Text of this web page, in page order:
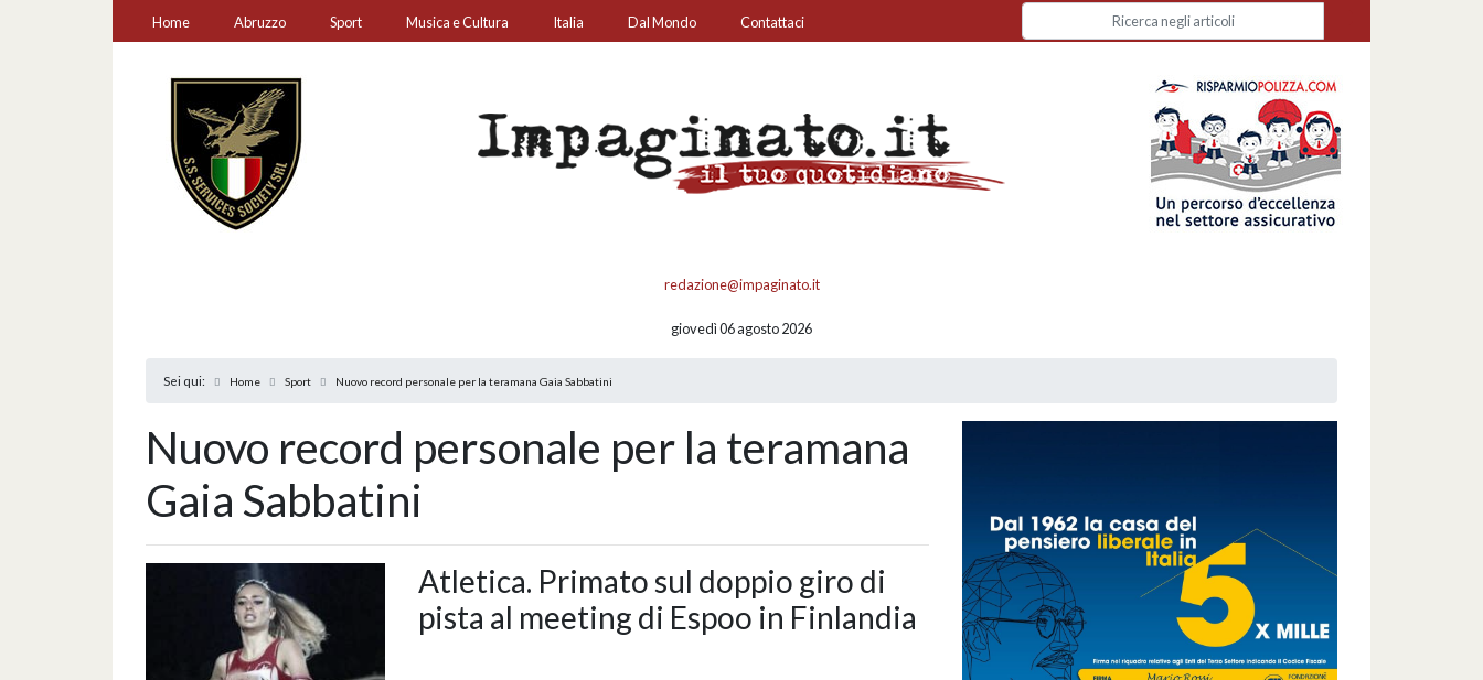
Home Abruzzo Sport Musica e Cultura Italia Dal Mondo Contattaci
redazione@impaginato.it
giovedì 06 agosto 2026
Sei qui: Home Sport Nuovo record personale per la teramana Gaia Sabbatini
Nuovo record personale per la teramana
Gaia Sabbatini
Atletica. Primato sul doppio giro di
pista al meeting di Espoo in Finlandia